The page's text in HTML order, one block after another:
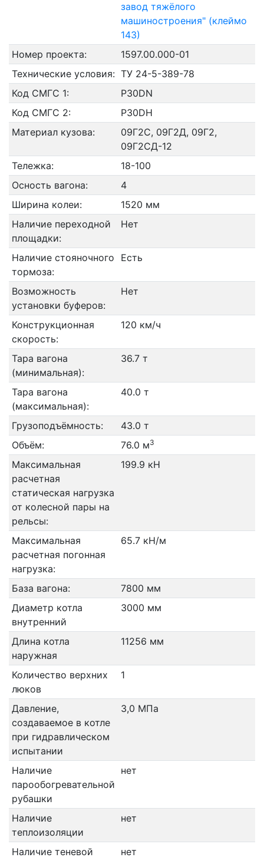
завод тяжёлого
машиностроения" (клеймо
143)
Номер проекта:
1597.00.000-01
Технические условия: ТУ 24-5-389-78
Код СМГС 1:
P30DN
Код СМГС 2:
P30DH
Материал кузова:
09Г2С, 09Г2Д, 09Г2,
09Г2СД-12
Тележка:
18-100
Осность вагона:
4
Ширина колеи:
1520 мм
Наличие переходной
площадки:
Нет
Наличие стояночного
тормоза:
Есть
Возможность
установки буферов:
Нет
Конструкционная
скорость:
120 км/ч
Тара вагона
(минимальная):
36.7 т
Тара вагона
(максимальная):
40.0 т
Грузоподъёмность:
43.0 т
Объём:
76.0 м3
Максимальная
расчетная
статическая нагрузка
от колесной пары на
рельсы:
199.9 кН
Максимальная
расчетная погонная
нагрузка:
65.7 кН/м
База вагона:
7800 мм
Диаметр котла
внутренний
3000 мм
Длина котла
наружная
11256 мм
Количество верхних
люков
1
Давление,
создаваемое в котле
при гидравлическом
испытании
3,0 МПа
Наличие
парообогревательной
рубашки
нет
Наличие
теплоизоляции
нет
Наличие теневой
нет